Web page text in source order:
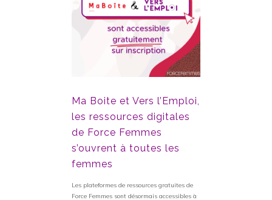
Ma Boite et Vers l’Emploi,
les ressources digitales
de Force Femmes
s’ouvrent à toutes les
femmes
Les plateformes de ressources gratuites de
Force Femmes sont désormais accessibles à